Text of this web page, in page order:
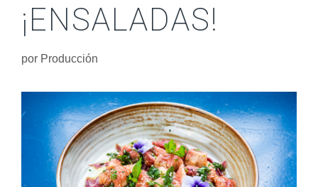
¡ENSALADAS!
por Producción